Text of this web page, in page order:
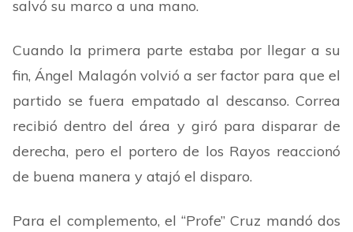
salvó su marco a una mano.
Cuando la primera parte estaba por llegar a su
fin, Ángel Malagón volvió a ser factor para que el
partido se fuera empatado al descanso. Correa
recibió dentro del área y giró para disparar de
derecha, pero el portero de los Rayos reaccionó
de buena manera y atajó el disparo.
Para el complemento, el“Profe”Cruz mandó dos